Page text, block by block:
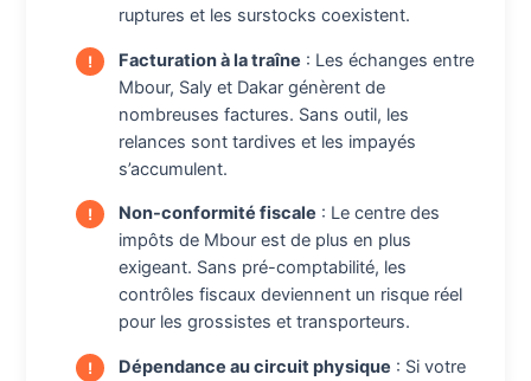
ruptures et les surstocks coexistent.
Facturation à la traîne : Les échanges entre
Mbour, Saly et Dakar génèrent de
nombreuses factures. Sans outil, les
relances sont tardives et les impayés
s’accumulent.
Non-conformité fiscale : Le centre des
impôts de Mbour est de plus en plus
exigeant. Sans pré-comptabilité, les
contrôles fiscaux deviennent un risque réel
pour les grossistes et transporteurs.
Dépendance au circuit physique : Si votre